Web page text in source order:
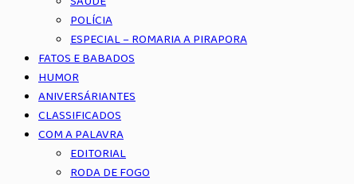
POLÍCIA
ESPECIAL – ROMARIA A PIRAPORA
FATOS E BABADOS
HUMOR
ANIVERSÁRIANTES
CLASSIFICADOS
COM A PALAVRA
EDITORIAL
RODA DE FOGO